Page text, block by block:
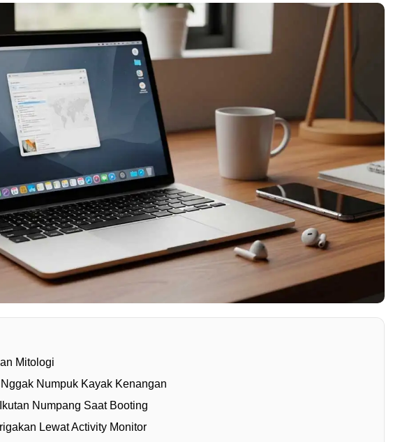
Mitologi
Numpuk Kayak Kenangan
Numpang Saat Booting
Lewat Activity Monitor